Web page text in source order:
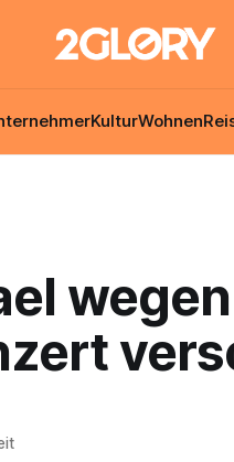
KulturWohnen